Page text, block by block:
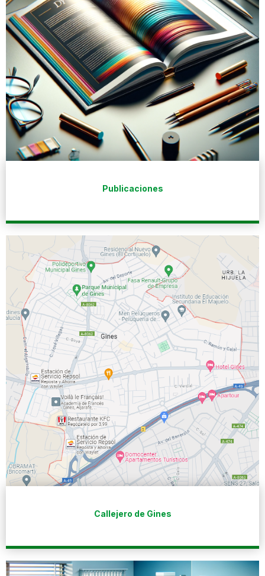
Publicaciones
Callejero de Gines